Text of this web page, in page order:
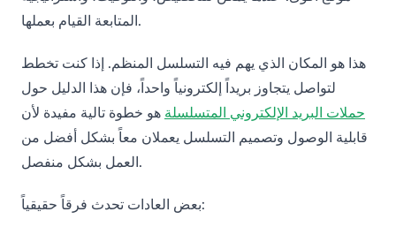
المتابعة القيام بعملها.
هذا هو المكان الذي يهم فيه التسلسل المنظم. إذا كنت تخطط
لتواصل يتجاوز بريداً إلكترونياً واحداً، فإن هذا الدليل حول
حملات البريد الإلكتروني المتسلسلة هو خطوة تالية مفيدة لأن
قابلية الوصول وتصميم التسلسل يعملان معاً بشكل أفضل من
العمل بشكل منفصل.
بعض العادات تحدث فرقاً حقيقياً: